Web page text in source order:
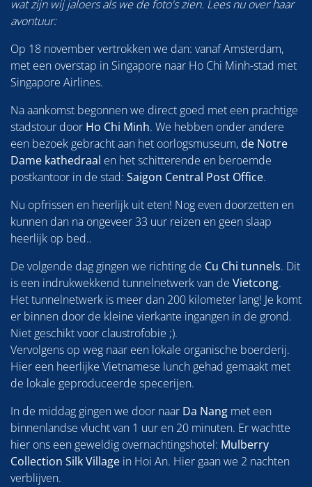
wat zijn wij jaloers als we de foto's zien. Lees nu over haar
avontuur:
Op 18 november vertrokken we dan: vanaf Amsterdam,
met een overstap in Singapore naar Ho Chi Minh-stad met
Singapore Airlines.
Na aankomst begonnen we direct goed met een prachtige
stadstour door Ho Chi Minh. We hebben onder andere
een bezoek gebracht aan het oorlogsmuseum, de Notre
Dame kathedraal en het schitterende en beroemde
postkantoor in de stad: Saigon Central Post Office.
Nu opfrissen en heerlijk uit eten! Nog even doorzetten en
kunnen dan na ongeveer 33 uur reizen en geen slaap
heerlijk op bed..
De volgende dag gingen we richting de Cu Chi tunnels. Dit
is een indrukwekkend tunnelnetwerk van de Vietcong.
Het tunnelnetwerk is meer dan 200 kilometer lang! Je komt
er binnen door de kleine vierkante ingangen in de grond.
Niet geschikt voor claustrofobie ;).
Vervolgens op weg naar een lokale organische boerderij.
Hier een heerlijke Vietnamese lunch gehad gemaakt met
de lokale geproduceerde specerijen.
In de middag gingen we door naar Da Nang met een
binnenlandse vlucht van 1 uur en 20 minuten. Er wachtte
hier ons een geweldig overnachtingshotel: Mulberry
Collection Silk Village in Hoi An. Hier gaan we 2 nachten
verblijven.